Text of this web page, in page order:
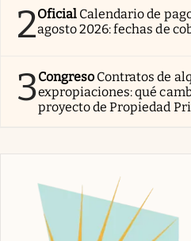
2Oficial Calendario de
agosto 2026: fechas de
3Congreso Contratos de
expropiaciones: qué
proyecto de Propiedad